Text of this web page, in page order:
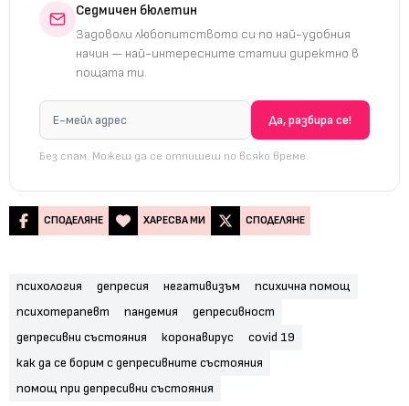
Седмичен бюлетин
Задоволи любопитството си по най-удобния
начин — най-интересните статии директно в
пощата ти.
Без спам. Можеш да се отпишеш по всяко време.
СПОДЕЛЯНЕ ХАРЕСВА МИ СПОДЕЛЯНЕ
психология депресия негативизъм
психична помощ
психотерапевт
пандемия
депресивност
депресивни състояния
коронавирус
covid 19
как да се борим с депресивните състояния
помощ при депресивни състояния